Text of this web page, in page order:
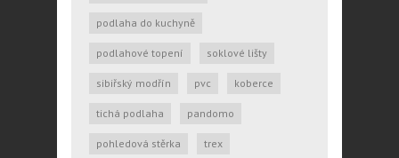
podlaha do kuchyně
podlahové topení soklové lišty
sibiřský modřín pvc koberce
tichá podlaha pandomo
pohledová stěrka trex